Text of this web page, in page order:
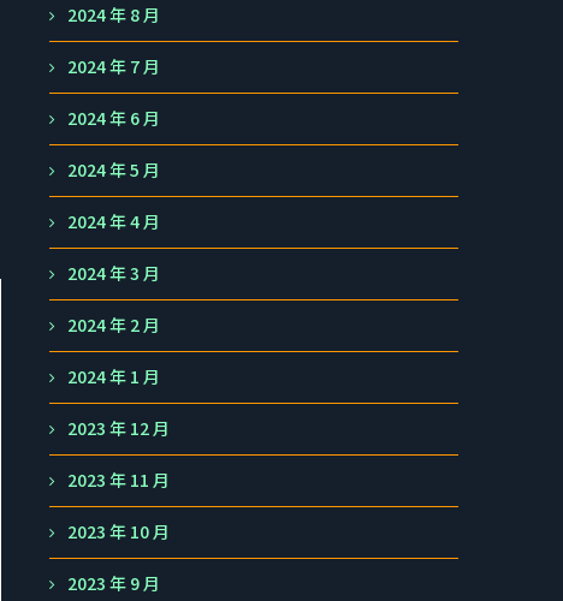
2024 年 8 月
2024 年 7 月
2024 年 6 月
2024 年 5 月
2024 年 4 月
2024 年 3 月
2024 年 2 月
2024 年 1 月
2023 年 12 月
2023 年 11 月
2023 年 10 月
2023 年 9 月